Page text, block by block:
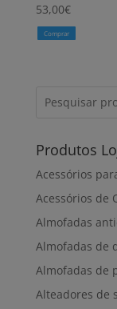
53,00€
Comprar
Produtos
Acessórios
Acessórios de
Almofadas
Almofadas de
Almofadas de
Alteadores de